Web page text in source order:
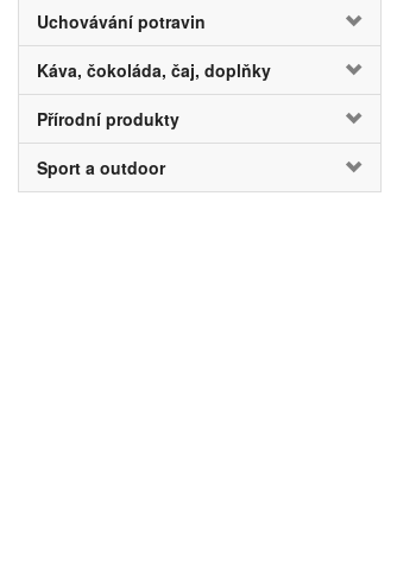
Uchovávání potravin
Káva, čokoláda, čaj, doplňky
Přírodní produkty
Sport a outdoor